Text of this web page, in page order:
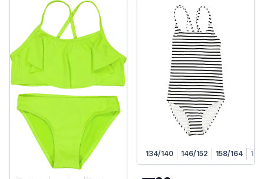
134/140 146/152 158/164